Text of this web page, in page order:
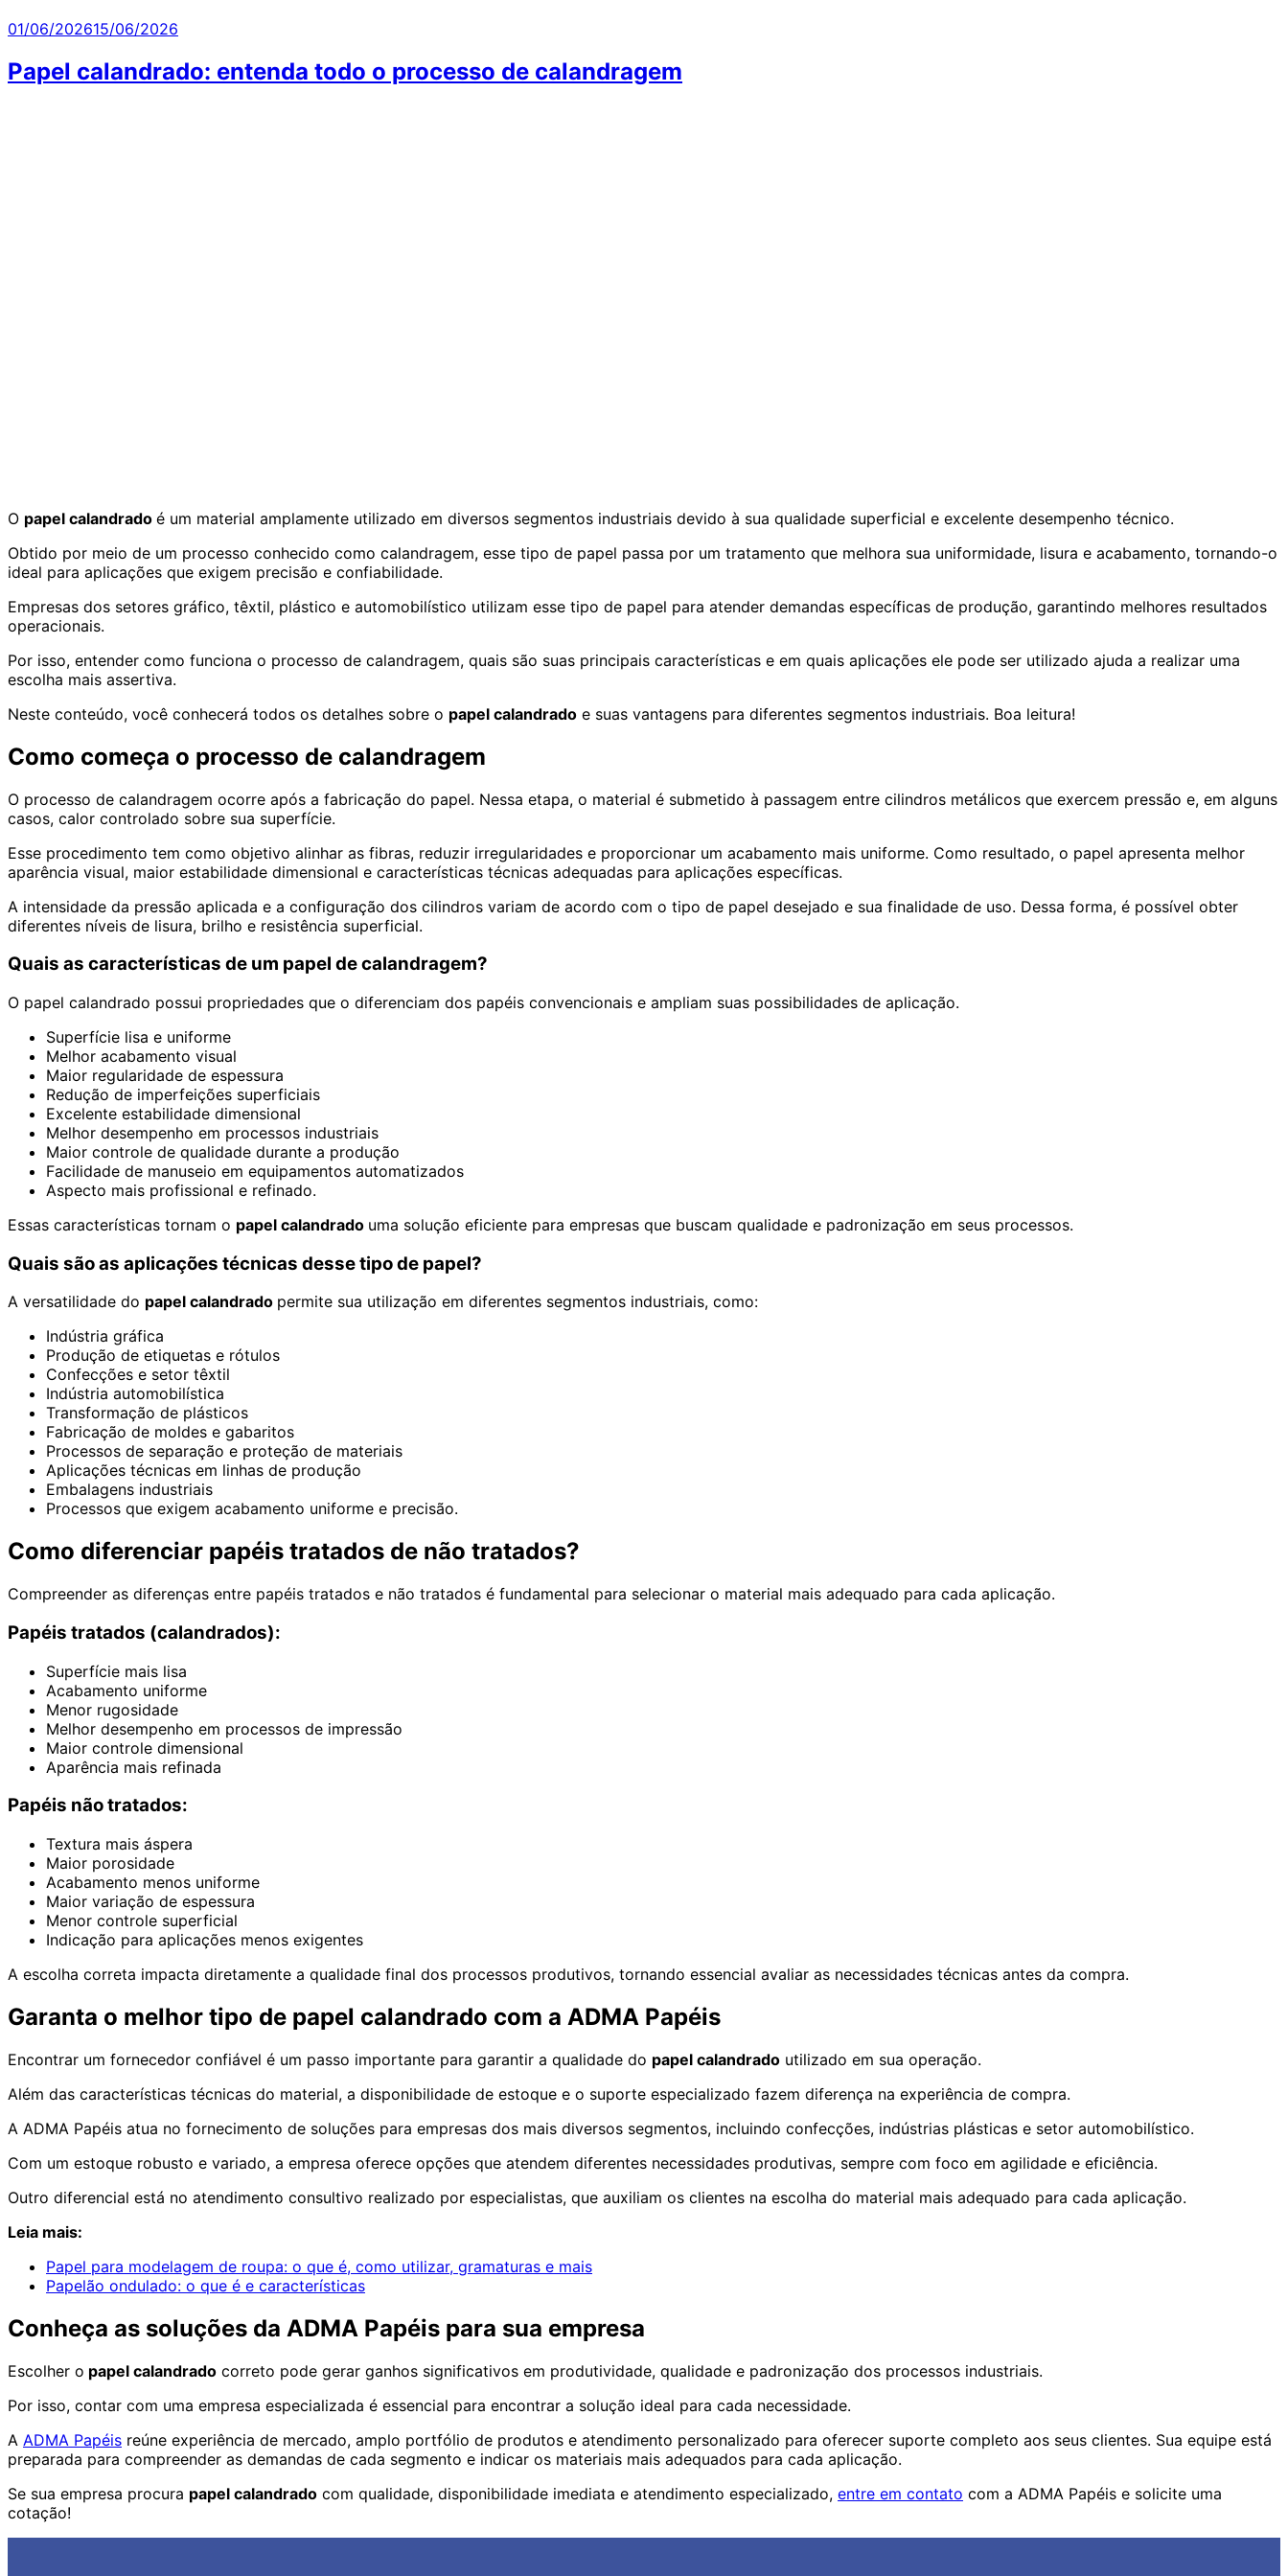
Publicado
01/06/202615/06/2026
Papel calandrado: entenda todo o processo de calandragem
O papel calandrado é um material amplamente utilizado em diversos segmentos industriais devido à sua qualidade superficial e excelente desempenho técnico.
Obtido por meio de um processo conhecido como calandragem, esse tipo de papel passa por um tratamento que melhora sua uniformidade, lisura e acabamento, tornando-o
ideal para aplicações que exigem precisão e confiabilidade.
Empresas dos setores gráfico, têxtil, plástico e automobilístico utilizam esse tipo de papel para atender demandas específicas de produção, garantindo melhores resultados
operacionais.
Por isso, entender como funciona o processo de calandragem, quais são suas principais características e em quais aplicações ele pode ser utilizado ajuda a realizar uma
escolha mais assertiva.
Neste conteúdo, você conhecerá todos os detalhes sobre o papel calandrado e suas vantagens para diferentes segmentos industriais. Boa leitura!
Como começa o processo de calandragem
O processo de calandragem ocorre após a fabricação do papel. Nessa etapa, o material é submetido à passagem entre cilindros metálicos que exercem pressão e, em alguns
casos, calor controlado sobre sua superfície.
Esse procedimento tem como objetivo alinhar as fibras, reduzir irregularidades e proporcionar um acabamento mais uniforme. Como resultado, o papel apresenta melhor
aparência visual, maior estabilidade dimensional e características técnicas adequadas para aplicações específicas.
A intensidade da pressão aplicada e a configuração dos cilindros variam de acordo com o tipo de papel desejado e sua finalidade de uso. Dessa forma, é possível obter
diferentes níveis de lisura, brilho e resistência superficial.
Quais as características de um papel de calandragem?
O papel calandrado possui propriedades que o diferenciam dos papéis convencionais e ampliam suas possibilidades de aplicação.
Superfície lisa e uniforme
Melhor acabamento visual
Maior regularidade de espessura
Redução de imperfeições superficiais
Excelente estabilidade dimensional
Melhor desempenho em processos industriais
Maior controle de qualidade durante a produção
Facilidade de manuseio em equipamentos automatizados
Aspecto mais profissional e refinado.
Essas características tornam o papel calandrado uma solução eficiente para empresas que buscam qualidade e padronização em seus processos.
Quais são as aplicações técnicas desse tipo de papel?
A versatilidade do papel calandrado permite sua utilização em diferentes segmentos industriais, como:
Indústria gráfica
Produção de etiquetas e rótulos
Confecções e setor têxtil
Indústria automobilística
Transformação de plásticos
Fabricação de moldes e gabaritos
Processos de separação e proteção de materiais
Aplicações técnicas em linhas de produção
Embalagens industriais
Processos que exigem acabamento uniforme e precisão.
Como diferenciar papéis tratados de não tratados?
Compreender as diferenças entre papéis tratados e não tratados é fundamental para selecionar o material mais adequado para cada aplicação.
Papéis tratados (calandrados):
Superfície mais lisa
Acabamento uniforme
Menor rugosidade
Melhor desempenho em processos de impressão
Maior controle dimensional
Aparência mais refinada
Papéis não tratados:
Textura mais áspera
Maior porosidade
Acabamento menos uniforme
Maior variação de espessura
Menor controle superficial
Indicação para aplicações menos exigentes
A escolha correta impacta diretamente a qualidade final dos processos produtivos, tornando essencial avaliar as necessidades técnicas antes da compra.
Garanta o melhor tipo de papel calandrado com a ADMA Papéis
Encontrar um fornecedor confiável é um passo importante para garantir a qualidade do papel calandrado utilizado em sua operação.
Além das características técnicas do material, a disponibilidade de estoque e o suporte especializado fazem diferença na experiência de compra.
A ADMA Papéis atua no fornecimento de soluções para empresas dos mais diversos segmentos, incluindo confecções, indústrias plásticas e setor automobilístico.
Com um estoque robusto e variado, a empresa oferece opções que atendem diferentes necessidades produtivas, sempre com foco em agilidade e eficiência.
Outro diferencial está no atendimento consultivo realizado por especialistas, que auxiliam os clientes na escolha do material mais adequado para cada aplicação.
Leia mais:
Papel para modelagem de roupa: o que é, como utilizar, gramaturas e mais
Papelão ondulado: o que é e características
Conheça as soluções da ADMA Papéis para sua empresa
Escolher o papel calandrado correto pode gerar ganhos significativos em produtividade, qualidade e padronização dos processos industriais.
Por isso, contar com uma empresa especializada é essencial para encontrar a solução ideal para cada necessidade.
A ADMA Papéis reúne experiência de mercado, amplo portfólio de produtos e atendimento personalizado para oferecer suporte completo aos seus clientes. Sua equipe está
preparada para compreender as demandas de cada segmento e indicar os materiais mais adequados para cada aplicação.
Se sua empresa procura papel calandrado com qualidade, disponibilidade imediata e atendimento especializado, entre em contato com a ADMA Papéis e solicite uma
cotação!